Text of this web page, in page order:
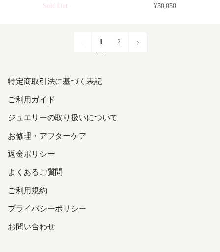
Sold Out ¥50,050
1 2
次
特定商取引法に基づく表記
ご利用ガイド
ジュエリーの取り扱いについて
お修理・アフターケア
返金ポリシー
よくあるご質問
ご利用規約
プライバシーポリシー
お問い合わせ